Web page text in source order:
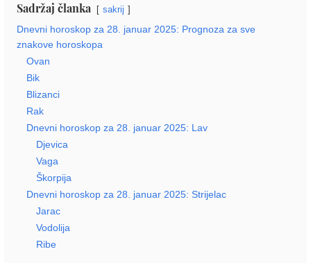
Sadržaj članka sakrij
Dnevni horoskop za 28. januar 2025: Prognoza za sve
znakove horoskopa
Ovan
Bik
Blizanci
Rak
Dnevni horoskop za 28. januar 2025: Lav
Djevica
Vaga
Škorpija
Dnevni horoskop za 28. januar 2025: Strijelac
Jarac
Vodolija
Ribe